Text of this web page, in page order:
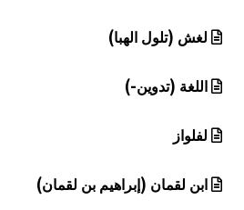
لغش (تلول الهبا)
اللغة (تدوين-)
لفلواز
ابن لقمان (إبراهيم بن لقمان)